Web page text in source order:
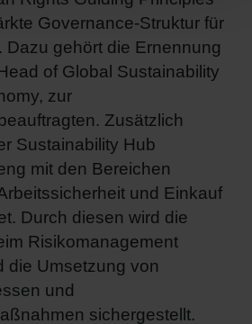
Governance-Struktur für
Dazu gehört die Ernennung
of Global Sustainability
zur
Zusätzlich
Sustainability Hub
mit den Bereichen
und Einkauf
Durch diesen wird die
Risikomanagement
die Umsetzung von
und
sichergestellt.